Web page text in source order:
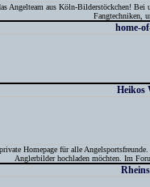
Angelteam aus Köln-Bilderstöckchen!
Fangtechniken,
home-
Heikos
Homepage für alle
Anglerbilder hochladen möchten. Im